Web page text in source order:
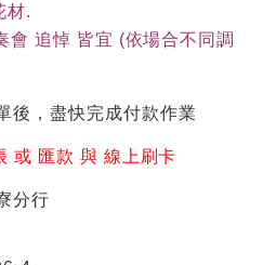
材.
會 追悼 皆宜 (依場合不同調
後，盡快完成付款作業
或 匯款 與 線上刷卡
分行